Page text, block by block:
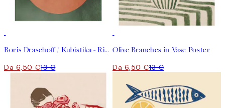
Boris Draschoff / Kubistika - Rising Poster
Da 6,50 €13 €
Olive Branches in Vase Poster
Da 6,50 €13 €